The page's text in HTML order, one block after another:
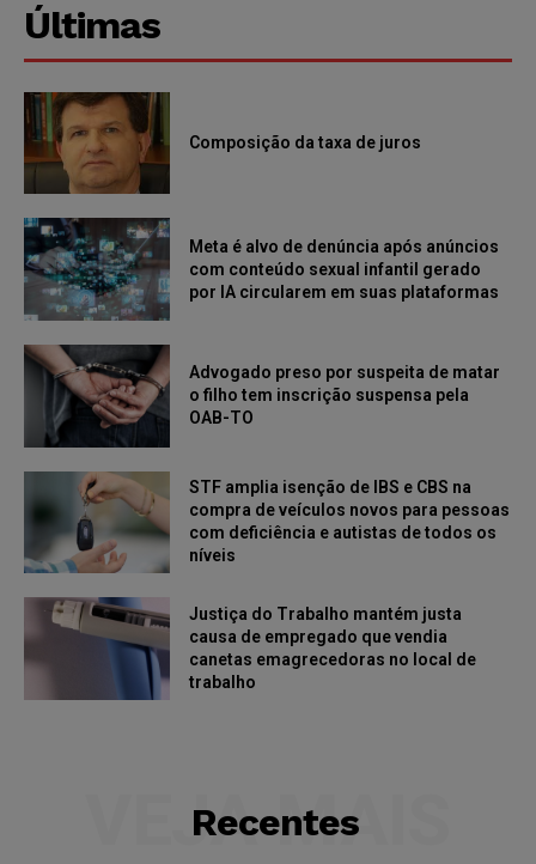
Últimas
Composição da taxa de juros
Meta é alvo de denúncia após anúncios
com conteúdo sexual infantil gerado
por IA circularem em suas plataformas
Advogado preso por suspeita de matar
o filho tem inscrição suspensa pela
OAB-TO
STF amplia isenção de IBS e CBS na
compra de veículos novos para pessoas
com deficiência e autistas de todos os
níveis
Justiça do Trabalho mantém justa
causa de empregado que vendia
canetas emagrecedoras no local de
trabalho
Recentes
VEJA MAIS